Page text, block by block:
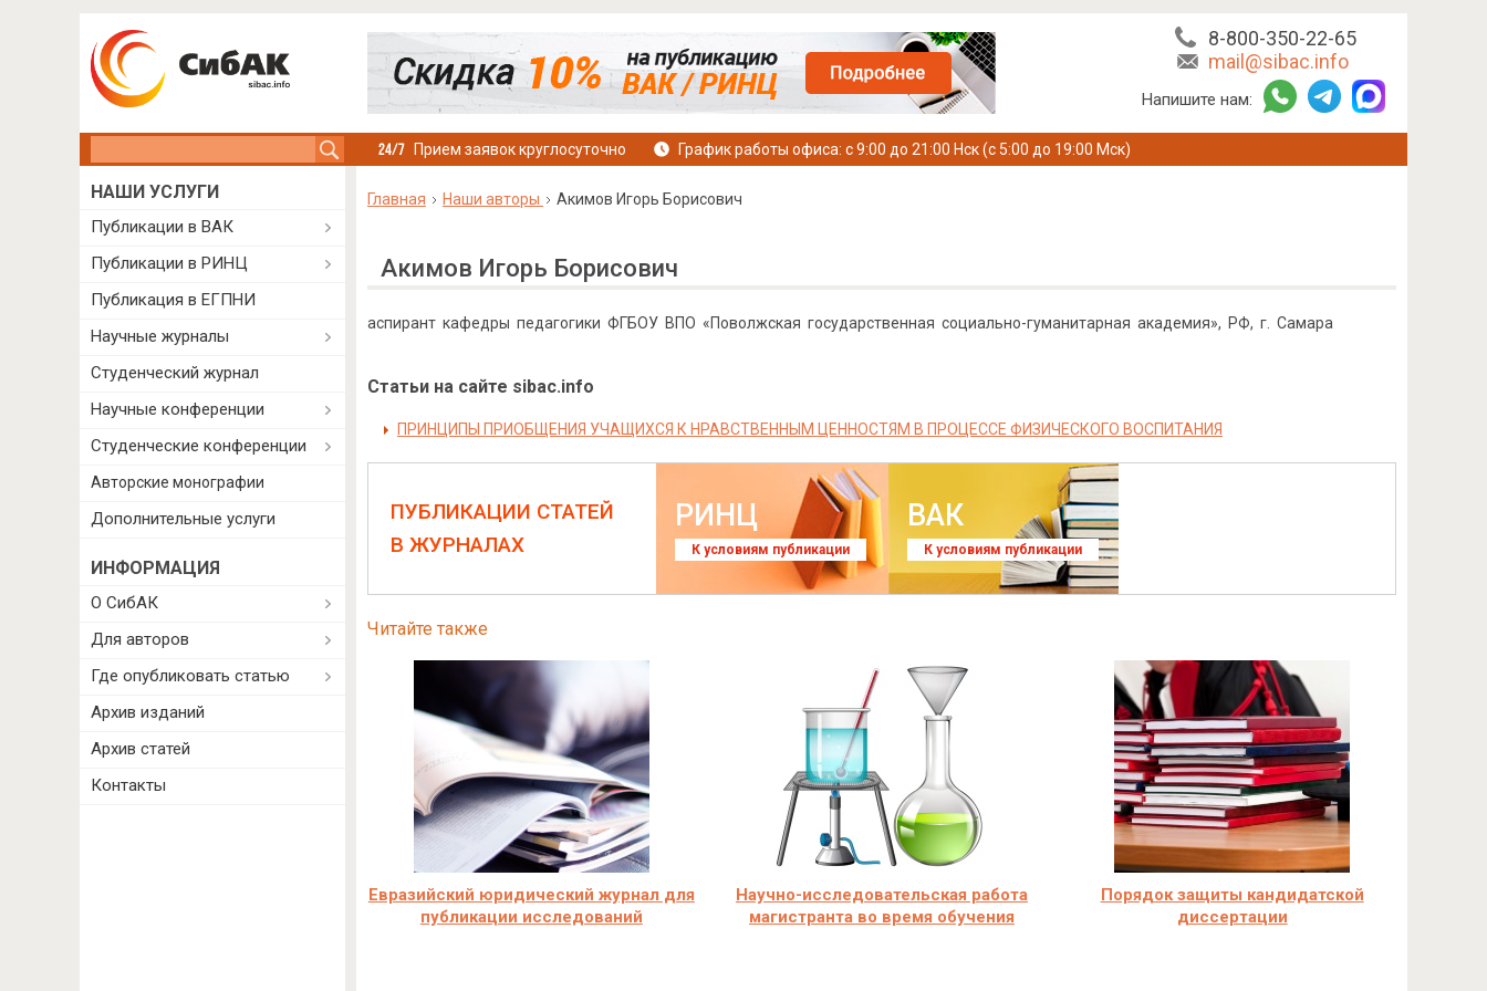
8-800-350-22-65
mail@sibac.info
Напишите нам:
Прием заявок круглосуточно График работы офиса: с 9:00 до 21:00 Нск (с 5:00 до 19:00 Мск)
Главная Наши авторы Акимов Игорь Борисович
Акимов Игорь Борисович
аспирант кафедры педагогики ФГБОУ ВПО «Поволжская государственная социально-гуманитарная академия», РФ, г. Самара
Статьи на сайте sibac.info
ПРИНЦИПЫ ПРИОБЩЕНИЯ УЧАЩИХСЯ К НРАВСТВЕННЫМ ЦЕННОСТЯМ В ПРОЦЕССЕ ФИЗИЧЕСКОГО ВОСПИТАНИЯ
ПУБЛИКАЦИИ СТАТЕЙ
В ЖУРНАЛАХ
РИНЦ
К условиям публикации
ВАК
К условиям публикации
Читайте также
Евразийский юридический журнал для
публикации исследований
Научно-исследовательская работа
магистранта во время обучения
Порядок защиты кандидатской
диссертации
НАШИ УСЛУГИ
Публикации в ВАК
Публикации в РИНЦ
Публикация в ЕГПНИ
Научные журналы
Студенческий журнал
Научные конференции
Студенческие конференции
Авторские монографии
Дополнительные услуги
ИНФОРМАЦИЯ
О СибАК
Для авторов
Где опубликовать статью
Архив изданий
Архив статей
Контакты